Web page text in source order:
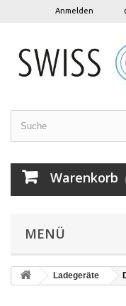
Anmelden
Warenkorb
MENÜ
Ladegeräte